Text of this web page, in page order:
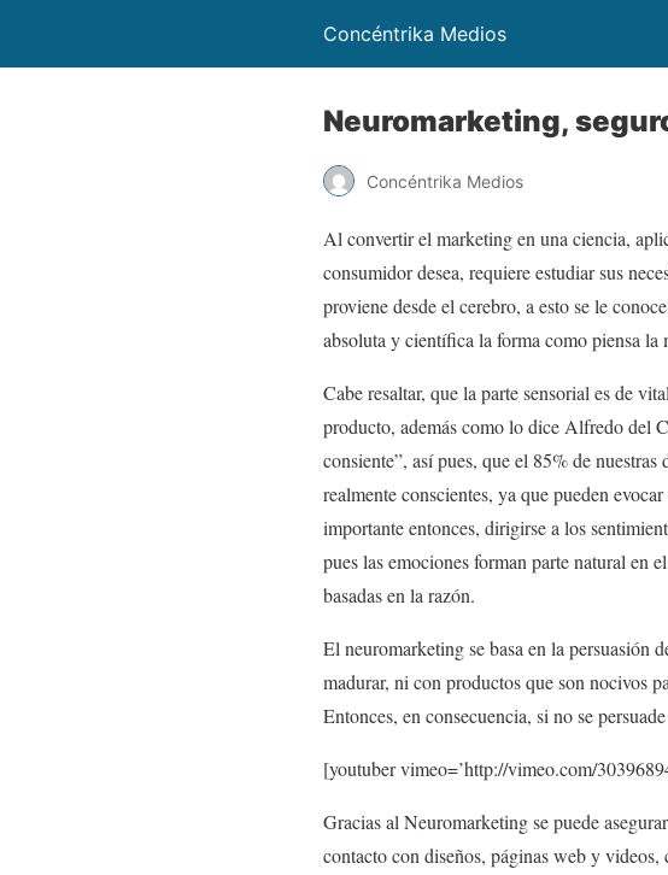
Concéntrika Medios
Neuromarketing,
Concéntrika Medios
Al convertir el marketing en una ciencia,
consumidor desea, requiere estudiar sus
proviene desde el cerebro, a esto se le
absoluta y científica la forma como piensa la
Cabe resaltar, que la parte sensorial es de
producto, además como lo dice Alfredo del
consiente”, así pues, que el 85% de
realmente conscientes, ya que pueden
importante entonces, dirigirse a los
pues las emociones forman parte natural en
basadas en la razón.
El neuromarketing se basa en la persuasión
madurar, ni con productos que son nocivos
Entonces, en consecuencia, si no se
[youtuber vimeo=’http://vimeo.com/
Gracias al Neuromarketing se puede
contacto con diseños, páginas web y